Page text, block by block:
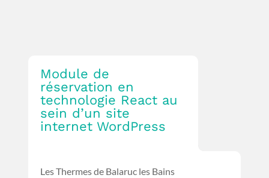
Module de
réservation en
technologie React au
sein d’un site
internet WordPress
Les Thermes de Balaruc les Bains